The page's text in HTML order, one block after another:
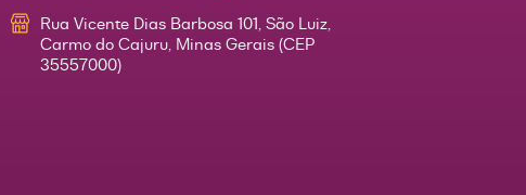
Rua Vicente Dias Barbosa 101, São Luiz,
Carmo do Cajuru, Minas Gerais (CEP
35557000)